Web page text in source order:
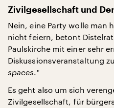
Zivilgesellschaft und
Nein, eine Party wolle man
nicht feiern, betont
Paulskirche mit einer sehr
Diskussionsveranstaltung
spaces."
Es geht also um sich
Zivilgesellschaft, für